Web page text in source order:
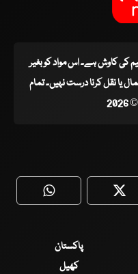
ٹیم کی کاوش ہے۔ اس مواد کو بغیر
نقل کرنا درست نہیں۔ تمام
WhatsApp
پاکستان
کھیل